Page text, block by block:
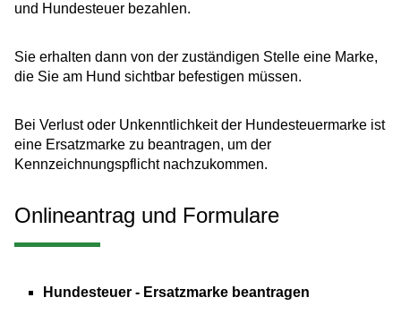
und Hundesteuer bezahlen.
Sie erhalten dann von der zuständigen Stelle eine Marke,
die Sie am Hund sichtbar befestigen müssen.
Bei Verlust oder Unkenntlichkeit der Hundesteuermarke ist
eine Ersatzmarke zu beantragen, um der
Kennzeichnungspflicht nachzukommen.
Onlineantrag und Formulare
Hundesteuer - Ersatzmarke beantragen